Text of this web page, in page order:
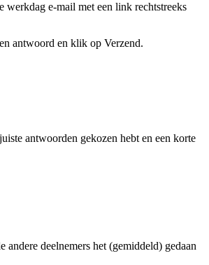
e-mail met een link rechtstreeks
antwoord en klik op Verzend.
antwoorden gekozen hebt en een korte
andere deelnemers het (gemiddeld) gedaan